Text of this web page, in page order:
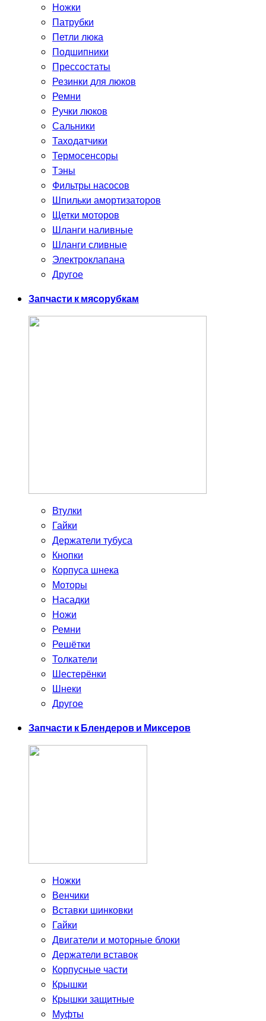
Ножки
Патрубки
Петли люка
Подшипники
Прессостаты
Резинки для люков
Ремни
Ручки люков
Сальники
Таходатчики
Термосенсоры
Тэны
Фильтры насосов
Шпильки амортизаторов
Щетки моторов
Шланги наливные
Шланги сливные
Электроклапана
Другое
Запчасти к мясорубкам
Втулки
Гайки
Держатели тубуса
Кнопки
Корпуса шнека
Моторы
Насадки
Ножи
Ремни
Решётки
Толкатели
Шестерёнки
Шнеки
Другое
Запчасти к Блендеров и Миксеров
Ножки
Венчики
Вставки шинковки
Гайки
Двигатели и моторные блоки
Держатели вставок
Корпусные части
Крышки
Крышки защитные
Муфты